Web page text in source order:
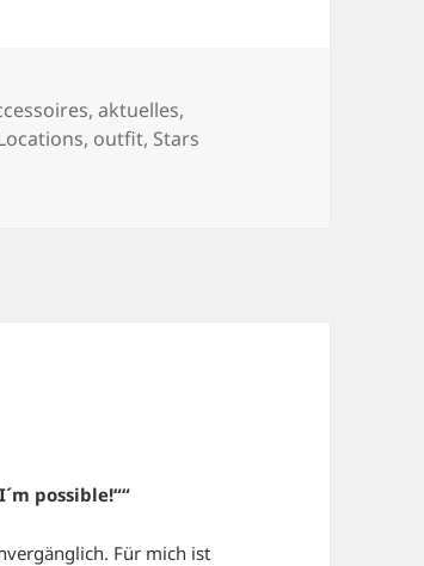
,aktuelles,
, outfit, Stars
possible!““
Für mich ist